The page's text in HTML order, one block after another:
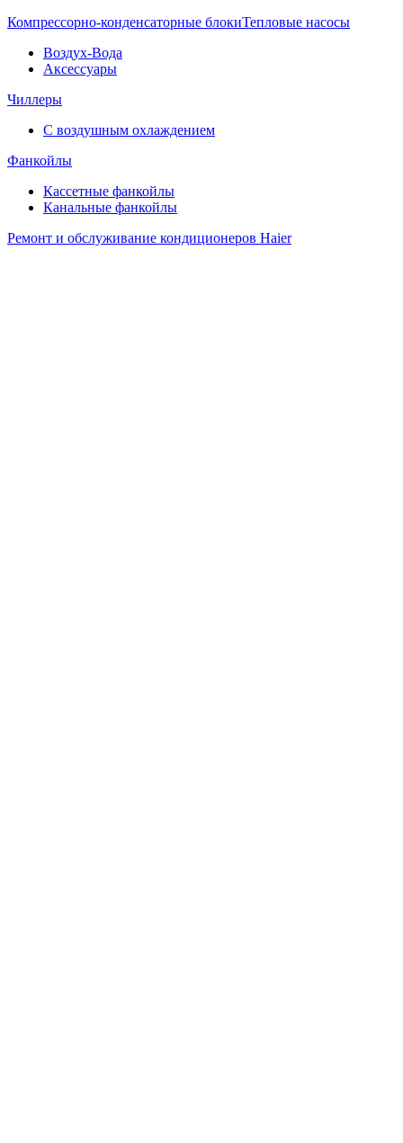
Компрессорно-конденсаторные блокиТепловые насосы
Воздух-Вода
Аксессуары
Чиллеры
С воздушным охлаждением
Фанкойлы
Кассетные фанкойлы
Канальные фанкойлы
Ремонт и обслуживание кондиционеров Haier